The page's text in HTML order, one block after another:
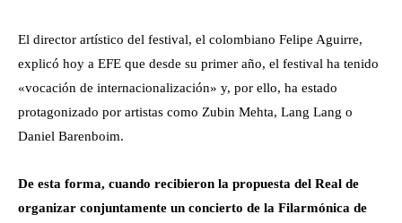
El director artístico del festival, el colombiano Felipe Aguirre,
explicó hoy a EFE que desde su primer año, el festival ha tenido
«vocación de internacionalización» y, por ello, ha estado
protagonizado por artistas como Zubin Mehta, Lang Lang o
Daniel Barenboim.
De esta forma, cuando recibieron la propuesta del Real de
organizar conjuntamente un concierto de la Filarmónica de